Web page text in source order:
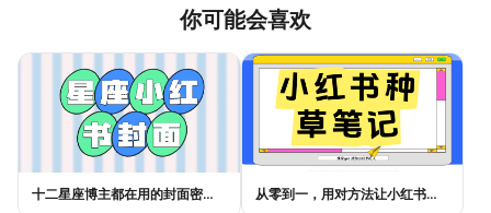
你可能会喜欢
十二星座博主都在用的封面密码，星座小红书封面标题这样写才吸睛 从零到一，用对方法让小红书种草笔记的流量自己找上门